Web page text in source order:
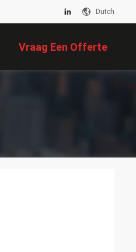
Dutch
Vraag Een Offerte